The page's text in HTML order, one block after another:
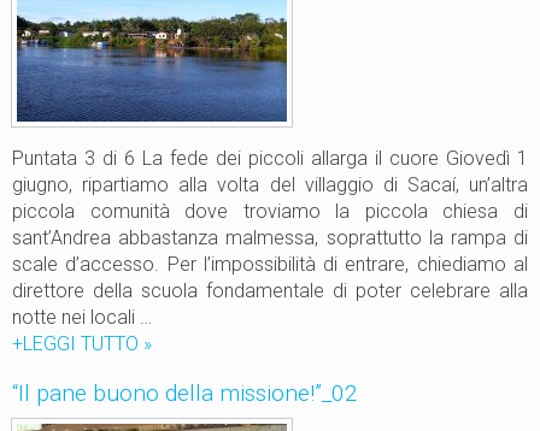
n
e
!
”
_
0
5
e
b
u
o
n
o
d
e
l
l
a
s
i
Puntata 3 di 6 La fede dei piccoli allarga il cuore Giovedì 1
giugno, ripartiamo alla volta del villaggio di Sacaí, un’altra
piccola comunità dove troviamo la piccola chiesa di
sant’Andrea abbastanza malmessa, soprattutto la rampa di
scale d’accesso. Per l’impossibilità di entrare, chiediamo al
direttore della scuola fondamentale di poter celebrare alla
notte nei locali …
+LEGGI TUTTO
l
p
»
“Il pane buono della missione!”_02